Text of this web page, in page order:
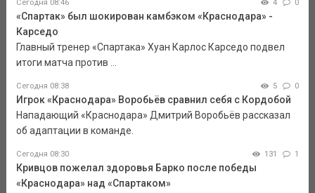
Сегодня 08:46 4 0
«Спартак» был шокирован камбэком «Краснодара» -
Карседо
Главный тренер «Спартака» Хуан Карлос Карседо подвел
итоги матча против ...
Сегодня 08:38 5 0
Игрок «Краснодара» Воробьёв сравнил себя с Кордобой
Нападающий «Краснодара» Дмитрий Воробьёв рассказал
об адаптации в команде.
Сегодня 08:30 131 1
Кривцов пожелал здоровья Барко после победы
«Краснодара» над «Спартаком»